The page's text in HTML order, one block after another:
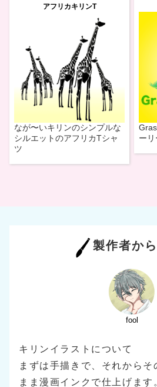
アフリカキリンT
なが〜いキリンのシンプルな
シルエットのアフリカTシャ
ツ
ー
製作者か
fool
キリンイラストについて
まずは手描きで、それからそ
まま漫画インクで仕上げます